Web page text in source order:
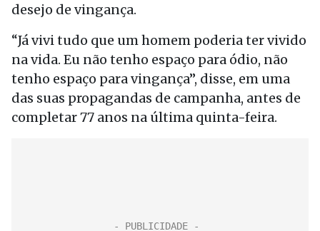
desejo de vingança.
“Já vivi tudo que um homem poderia ter vivido
na vida. Eu não tenho espaço para ódio, não
tenho espaço para vingança”, disse, em uma
das suas propagandas de campanha, antes de
completar 77 anos na última quinta-feira.